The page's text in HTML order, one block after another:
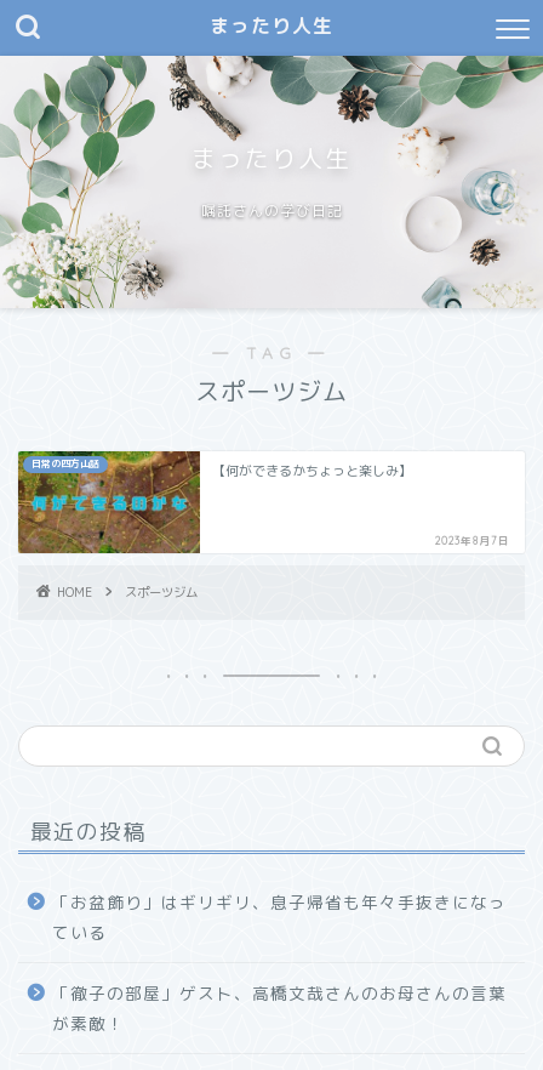
まったり人生
まったり人生
嘱託さんの学び日記
― TAG ―
スポーツジム
日常の四方山話 【何ができるかちょっと楽しみ】
2023年8月7日
HOME スポーツジム
最近の投稿
「お盆飾り」はギリギリ、息子帰省も年々手抜きになっ
ている
「徹子の部屋」ゲスト、高橋文哉さんのお母さんの言葉
が素敵！